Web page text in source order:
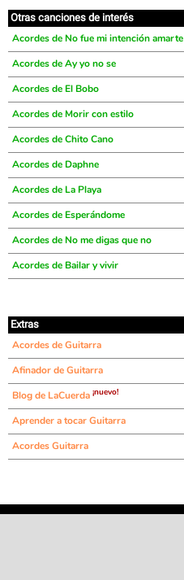
Otras canciones de interés
Acordes de No fue mi intención amarte
Acordes de Ay yo no se
Acordes de El Bobo
Acordes de Morir con estilo
Acordes de Chito Cano
Acordes de Daphne
Acordes de La Playa
Acordes de Esperándome
Acordes de No me digas que no
Acordes de Bailar y vivir
Extras
Acordes de Guitarra
Afinador de Guitarra
Blog de LaCuerda ¡nuevo!
Aprender a tocar Guitarra
Acordes Guitarra